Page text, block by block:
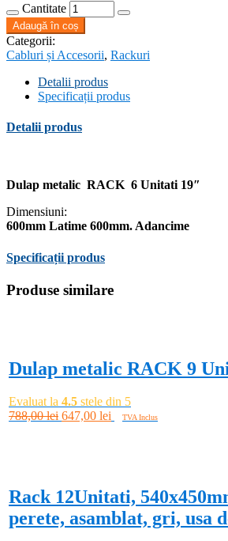
Cantitate
Adaugă în coș
Categorii:
Cabluri și Accesorii, Rackuri
Detalii produs
Specificații produs
Detalii produs
Dulap metalic RACK 6 Unitati 19″
Dimensiuni:
600mm Latime 600mm. Adancime
Specificații produs
Produse similare
Dulap metalic RACK 9
Evaluat la 4.5 stele din 5
788,00lei Prețul
647,00 lei Prețul
TVA Inclus
Rack 12Unitati,
perete, asamblat, gri, usa